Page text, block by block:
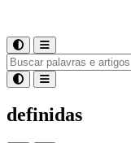
definidas